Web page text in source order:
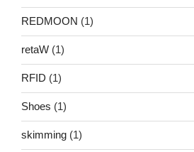
REDMOON (1)
retaW (1)
RFID (1)
Shoes (1)
skimming (1)